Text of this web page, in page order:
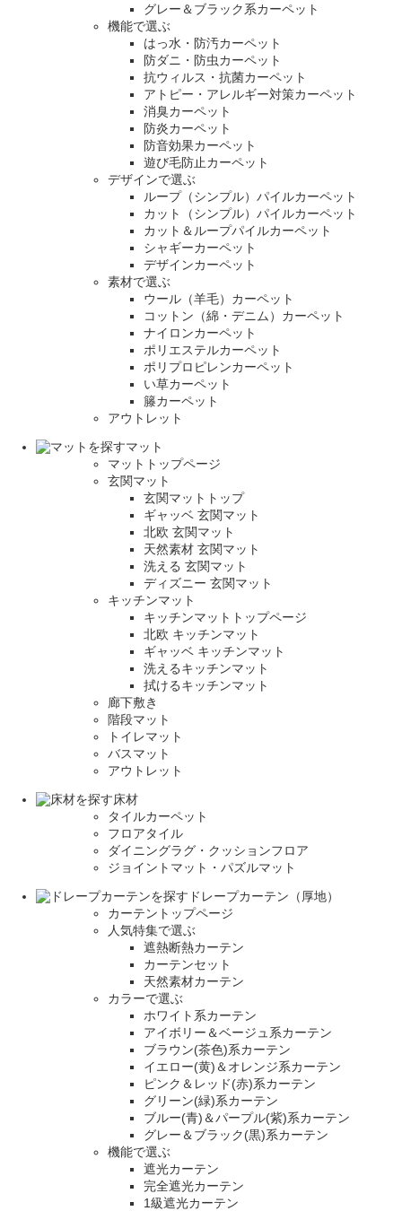
グレー＆ブラック系カーペット
機能で選ぶ
はっ水・防汚カーペット
防ダニ・防虫カーペット
抗ウィルス・抗菌カーペット
アトピー・アレルギー対策カーペット
消臭カーペット
防炎カーペット
防音効果カーペット
遊び毛防止カーペット
デザインで選ぶ
ループ（シンプル）パイルカーペット
カット（シンプル）パイルカーペット
カット＆ループパイルカーペット
シャギーカーペット
デザインカーペット
素材で選ぶ
ウール（羊毛）カーペット
コットン（綿・デニム）カーペット
ナイロンカーペット
ポリエステルカーペット
ポリプロピレンカーペット
い草カーペット
籐カーペット
アウトレット
マット
マットトップページ
玄関マット
玄関マットトップ
ギャッベ 玄関マット
北欧 玄関マット
天然素材 玄関マット
洗える 玄関マット
ディズニー 玄関マット
キッチンマット
キッチンマットトップページ
北欧 キッチンマット
ギャッベ キッチンマット
洗えるキッチンマット
拭けるキッチンマット
廊下敷き
階段マット
トイレマット
バスマット
アウトレット
床材
タイルカーペット
フロアタイル
ダイニングラグ・クッションフロア
ジョイントマット・パズルマット
ドレープカーテン（厚地）
カーテントップページ
人気特集で選ぶ
遮熱断熱カーテン
カーテンセット
天然素材カーテン
カラーで選ぶ
ホワイト系カーテン
アイボリー＆ベージュ系カーテン
ブラウン(茶色)系カーテン
イエロー(黄)＆オレンジ系カーテン
ピンク＆レッド(赤)系カーテン
グリーン(緑)系カーテン
ブルー(青)＆パープル(紫)系カーテン
グレー＆ブラック(黒)系カーテン
機能で選ぶ
遮光カーテン
完全遮光カーテン
1級遮光カーテン